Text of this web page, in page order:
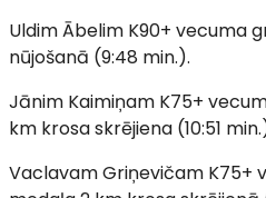
Uldim Ābelim K90+ vecuma
nūjošanā (9:48 min.).
Jānim Kaimiņam K75+
km krosa skrējiena (10:51
Vaclavam Griņevičam K75+